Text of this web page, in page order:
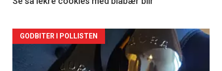
Forsiden
akkurat
GODBITER I POLLISTEN